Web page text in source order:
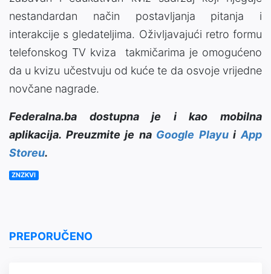
nestandardan način postavljanja pitanja i
interakcije s gledateljima. Oživljavajući retro formu
telefonskog TV kviza takmičarima je omogućeno
da u kvizu učestvuju od kuće te da osvoje vrijedne
novčane nagrade.
Federalna.ba dostupna je i kao mobilna
aplikacija. Preuzmite je na Google PlayuiApp
Storeu.
ZNZKVI
PREPORUČENO